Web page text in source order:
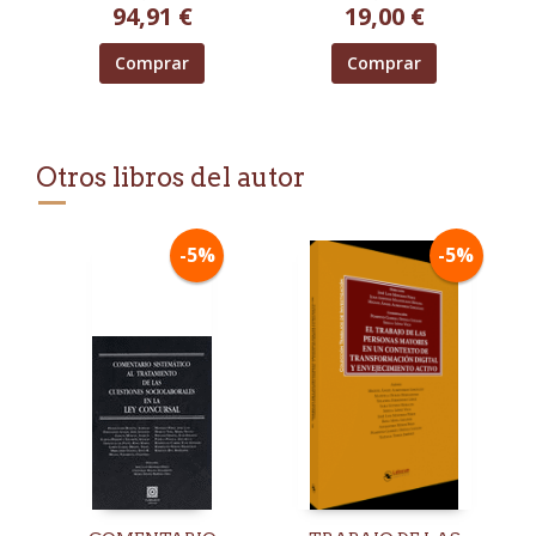
FERNANDO BALLESTER
LAGUNA / BORJA
94,91 €
Comprar
PUESTA A DISP
19,00 €
Comprar
Otros libros del autor
-5% -5%